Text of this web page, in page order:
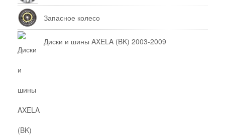
Запасное колесо
Диски и шины AXELA (BK) 2003-2009